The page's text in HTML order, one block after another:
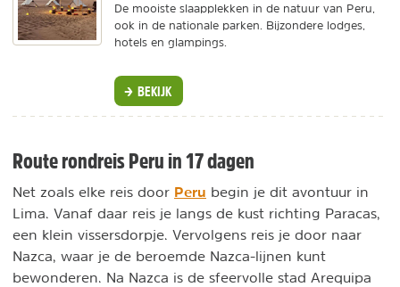
De mooiste slaapplekken in de natuur van Peru,
ook in de nationale parken. Bijzondere lodges,
hotels en glampings.
BEKIJK
Route rondreis Peru in 17 dagen
Net zoals elke reis door Peru begin je dit avontuur in
Lima. Vanaf daar reis je langs de kust richting Paracas,
een klein vissersdorpje. Vervolgens reis je door naar
Nazca, waar je de beroemde Nazca-lijnen kunt
bewonderen. Na Nazca is de sfeervolle stad Arequipa